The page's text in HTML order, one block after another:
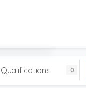
sites utiles
Qualifications 0